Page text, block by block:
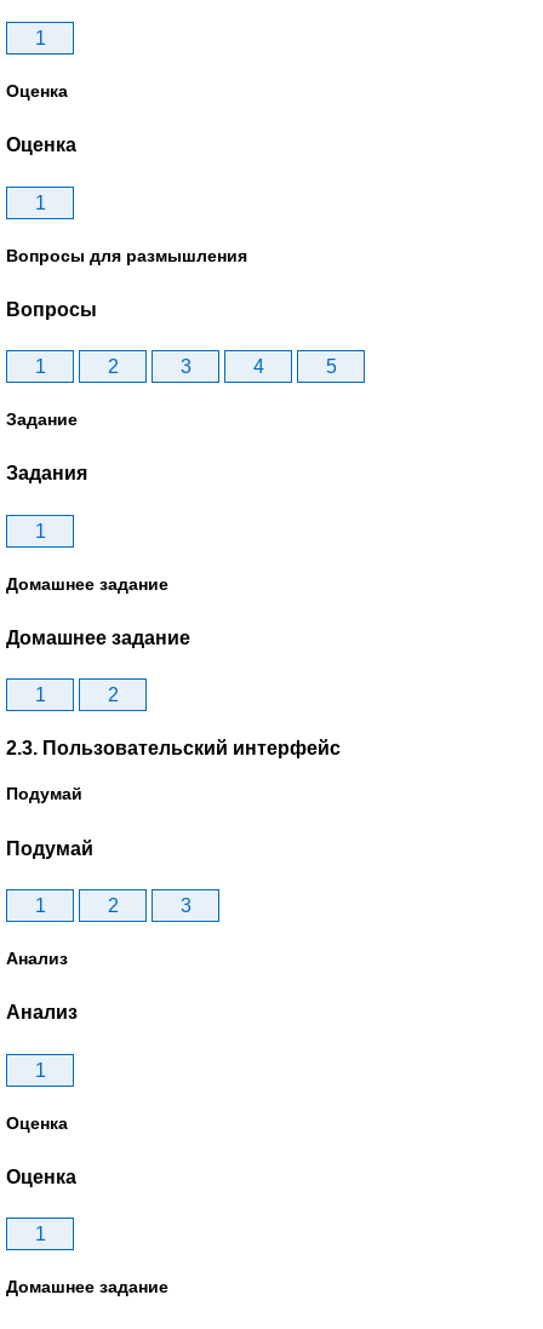
1
Оценка
Оценка
1
Вопросы для размышления
Вопросы
1 2 3 4 5
Задание
Задания
1
Домашнее задание
Домашнее задание
1 2
2.3. Пользовательский интерфейс
Подумай
Подумай
1 2 3
Анализ
Анализ
1
Оценка
Оценка
1
Домашнее задание